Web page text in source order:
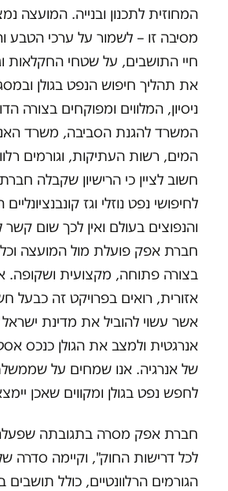
המחוזית לתכנון ובנייה. המועצה
מסיבה זו – לשמור על ערכי הטבע
חיי התושבים, על שטחי החקלאות
את תהליך חיפוש הנפט בגולן
ניסיון, המלווים ומפוקחים בצורה
המשרד להגנת הסביבה, משרד
המים, רשות העתיקות, וגורמים
חשוב לציין כי הרישיון שקבלה
לחיפושי נפט נוזלי וגז
והנפוצים בעולם ואין לכך שום
חברת אפק פועלת מול המועצה
בצורה פתוחה, מקצועית ושקופה.
אזורית, רואים בפרויקט זה כבעל
אשר עשוי להוביל את מדינת
אנרגטית ולמצב את הגולן כנכס
של אנרגיה. אנו שמחים על
לחפש נפט בגולן ומקווים שאכן
חברת אפק מסרה בתגובתה
לכל דרישות החוק", וקיימה סדרה
הגורמים הרלוונטיים, כולל תושבים